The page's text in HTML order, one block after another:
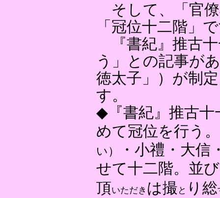
そして、「官
「冠位十二階」
『書紀』推古十
う」との記事が
徳太子」）が制
す。
◆『書紀』推古十
めて冠位を行う
い）
・小禮・大
せて十二階。並
頂いただき は撮 と り総